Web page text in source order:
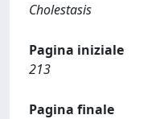
Cholestasis
Pagina iniziale
213
Pagina finale